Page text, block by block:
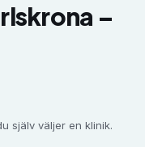
–
själv väljer en klinik.